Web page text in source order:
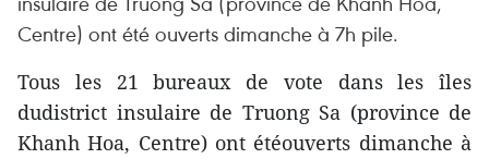
Centre) ont été ouverts dimanche à 7h pile.
Tous les 21 bureaux de vote dans les îles
dudistrict insulaire de Truong Sa (province de
Khanh Hoa, Centre) ont étéouverts dimanche à